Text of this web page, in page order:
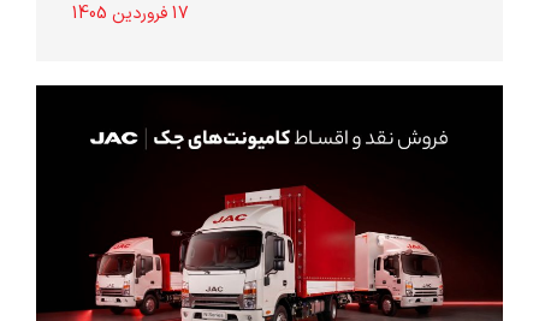
17 فروردین 1405